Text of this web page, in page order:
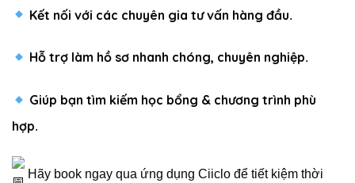
Kết nối với các chuyên gia tư vấn hàng đầu.
Hỗ trợ làm hồ sơ nhanh chóng, chuyên nghiệp.
Giúp bạn tìm kiếm học bổng & chương trình phù
hợp.
Hãy book ngay qua ứng dụng Ciiclo để tiết kiệm thời